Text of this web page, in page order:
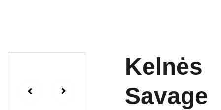
Kelnės
Savage